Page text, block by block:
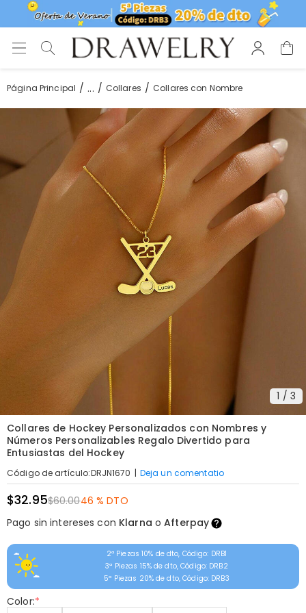
Página Principal ... Collares Collares con Nombre
1 / 3
Collares de Hockey Personalizados con Nombres y
Números Personalizables Regalo Divertido para
Entusiastas del Hockey
Código de artículo:DRJN1670 | Deja un comentatio
$32.95$60.0046 % DTO
Pago sin intereses con Klarna oAfterpay
2ª Piezas 10% de dto, Código: DRB1
3ª Piezas 15% de dto, Código: DRB2
5ª Piezas 20% de dto, Código: DRB3
Color:*